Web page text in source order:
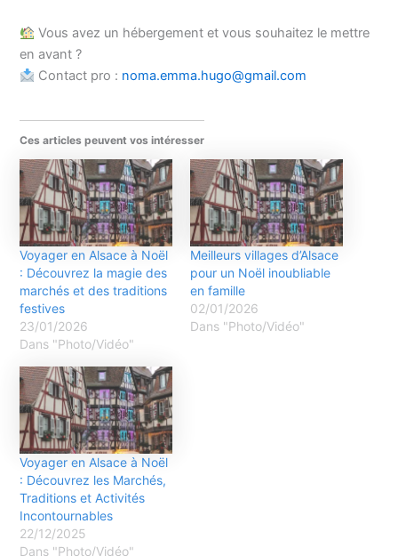
Vous avez un hébergement et vous souhaitez le mettre
en avant ?
Contact pro : noma.emma.hugo@gmail.com
Ces articles peuvent vos intéresser
Voyager en Alsace à Noël
: Découvrez la magie des
marchés et des traditions
festives
23/01/2026
Dans "Photo/Vidéo"
Meilleurs villages d’Alsace
pour un Noël inoubliable
en famille
02/01/2026
Dans "Photo/Vidéo"
Voyager en Alsace à Noël
: Découvrez les Marchés,
Traditions et Activités
Incontournables
22/12/2025
Dans "Photo/Vidéo"